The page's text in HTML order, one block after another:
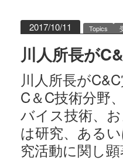
2017/10/11 Topics
川人所長が
川人所長が
C＆C技術分野
バイス技術、
は研究、ある
究活動に関し